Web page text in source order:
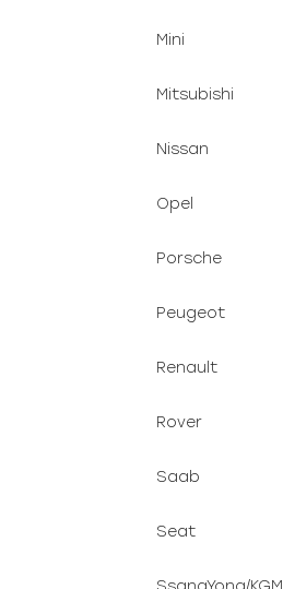
Mini
Mitsubishi
Nissan
Opel
Porsche
Peugeot
Renault
Rover
Saab
Seat